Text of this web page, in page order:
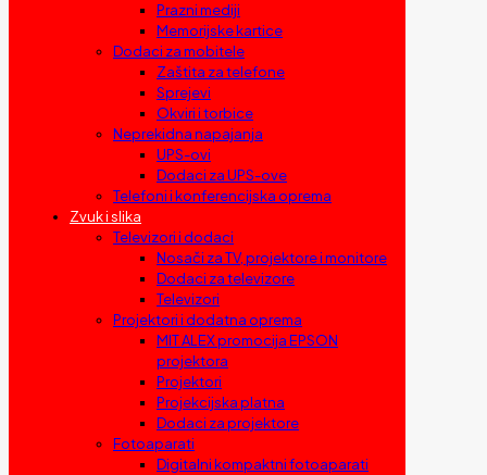
Prazni mediji
Memorijske kartice
Dodaci za mobitele
Zaštita za telefone
Sprejevi
Okviri i torbice
Neprekidna napajanja
UPS-ovi
Dodaci za UPS-ove
Telefoni i konferencijska oprema
Zvuk i slika
Televizori i dodaci
Nosači za TV, projektore i monitore
Dodaci za televizore
Televizori
Projektori i dodatna oprema
MIT ALEX promocija EPSON
projektora
Projektori
Projekcijska platna
Dodaci za projektore
Fotoaparati
Digitalni kompaktni fotoaparati